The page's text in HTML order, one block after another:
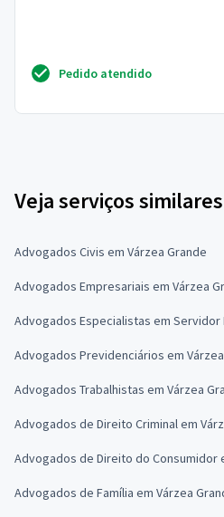
Pedido atendido
Veja serviços
Advogados Civis em Várzea Grande
Advogados Empresariais em Várzea
Advogados Especialistas em Servidor
Advogados Previdenciários em
Advogados Trabalhistas em Várzea
Advogados de Direito Criminal em
Advogados de Direito do Consumidor
Advogados de Família em Várzea